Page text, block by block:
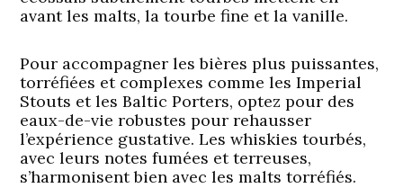
avant les malts, la tourbe fine et la vanille.
Pour accompagner les bières plus puissantes,
torréfiées et complexes comme les Imperial
Stouts et les Baltic Porters, optez pour des
eaux-de-vie robustes pour rehausser
l’expérience gustative. Les whiskies tourbés,
avec leurs notes fumées et terreuses,
s’harmonisent bien avec les malts torréfiés.